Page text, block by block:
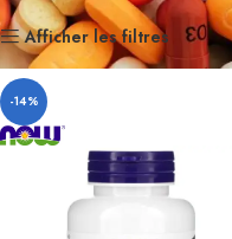
Afficher les filtres
-14%